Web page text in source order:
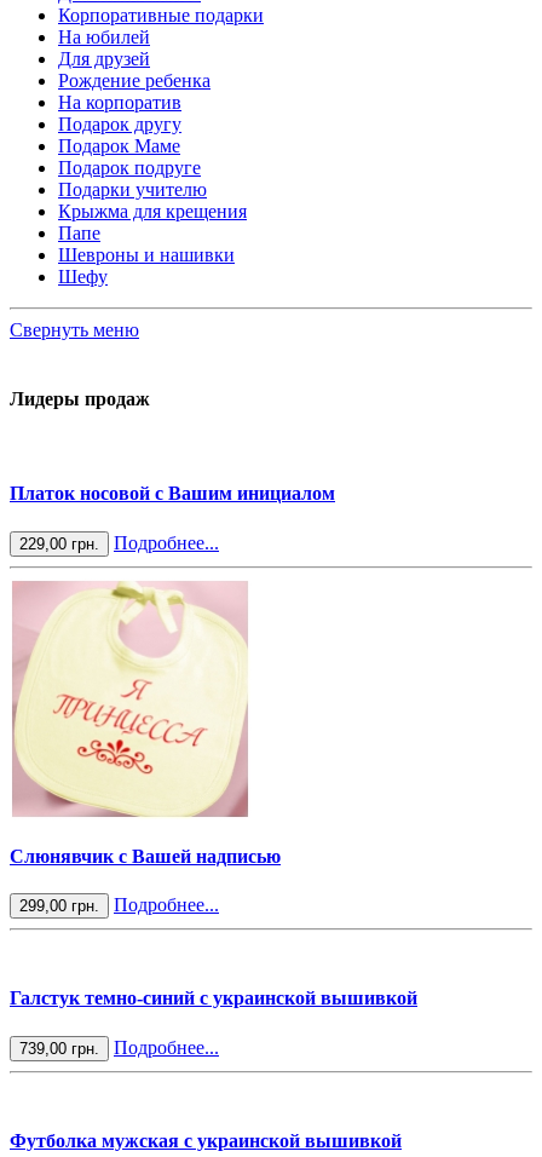
Корпоративные подарки
На юбилей
Для друзей
Рождение ребенка
На корпоратив
Подарок другу
Подарок Маме
Подарок подруге
Подарки учителю
Крыжма для крещения
Папе
Шевроны и нашивки
Шефу
Свернуть меню
Лидеры продаж
Платок носовой с Вашим инициалом
229,00 грн. Подробнее...
Слюнявчик с Вашей надписью
299,00 грн. Подробнее...
Галстук темно-синий с украинской вышивкой
739,00 грн. Подробнее...
Футболка мужская с украинской вышивкой